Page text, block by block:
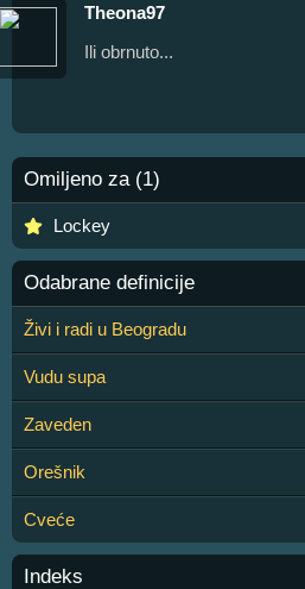
Theona97
Ili obrnuto...
Omiljeno za (1)
Lockey
Odabrane definicije
Živi i radi u Beogradu
Vudu supa
Zaveden
Orešnik
Cveće
Indeks